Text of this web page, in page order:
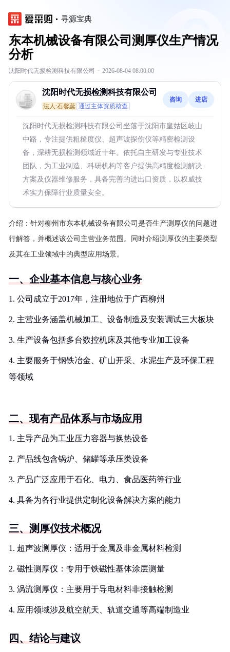
寻源宝典
东本机械设备有限公司测厚仪生产情况
分析
沈阳时代无损检测科技有限公司 · 2026-08-04 08:00:00
沈阳时代无损检测科技有限公司
法人:石馨蕊 通过主体资质核查
咨询 进店
沈阳时代无损检测科技有限公司坐落于沈阳市皇姑区岐山
中路，专注提供粗糙度仪、超声波探伤仪等精密检测设
备，深耕无损检测领域近十年。依托自主研发与专业技术
团队，为工业制造、科研机构等客户提供高精度检测解决
方案及仪器维修服务，具备完善的进出口资质，以权威技
术实力保障行业质量安全。
介绍： 针对柳州市东本机械设备有限公司是否生产测厚仪的问题进
行解答，并概述该公司主营业务范围。同时介绍测厚仪的主要类型
及其在工业领域中的典型应用场景。
一、企业基本信息与核心业务
1. 公司成立于2017年，注册地位于广西柳州
2. 主营业务涵盖机械加工、设备制造及安装调试三大板块
3. 生产设备包括多台数控机床及其他专业加工设备
4. 主要服务于钢铁冶金、矿山开采、水泥生产及环保工程
等领域
二、现有产品体系与市场应用
1. 主导产品为工业压力容器与换热设备
2. 产品线包含锅炉、储罐等承压类设备
3. 产品广泛应用于石化、电力、食品医药等行业
4. 具备为各行业提供定制化设备解决方案的能力
三、测厚仪技术概况
1. 超声波测厚仪：适用于金属及非金属材料检测
2. 磁性测厚仪：专用于铁磁性基体涂层测量
3. 涡流测厚仪：主要用于导电材料非接触检测
4. 应用领域涉及航空航天、轨道交通等高端制造业
四、结论与建议